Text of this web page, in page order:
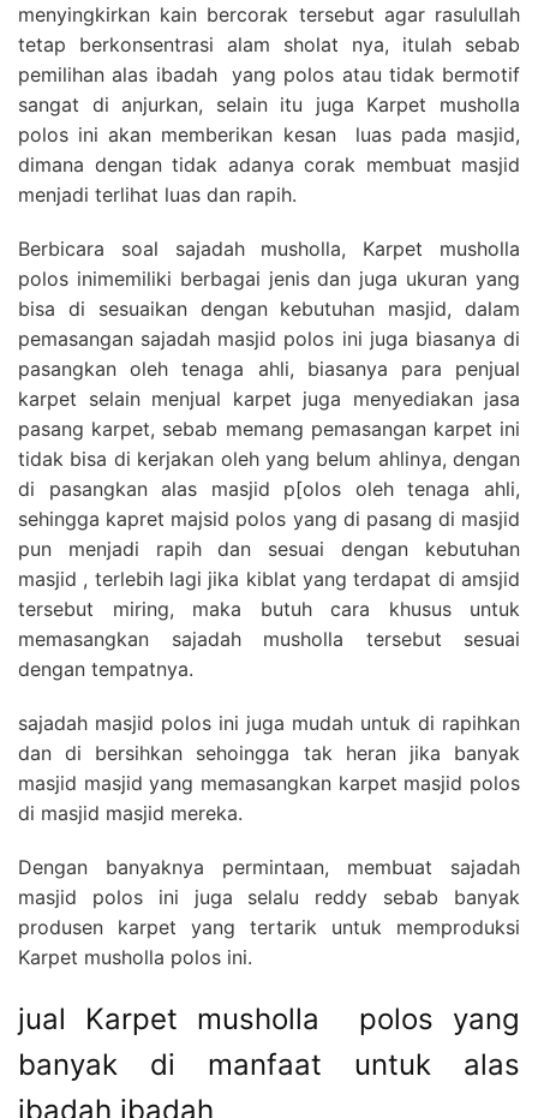
menyingkirkan kain bercorak tersebut agar rasulullah
tetap berkonsentrasi alam sholat nya, itulah sebab
pemilihan alas ibadah yang polos atau tidak bermotif
sangat di anjurkan, selain itu juga Karpet musholla
polos ini akan memberikan kesan luas pada masjid,
dimana dengan tidak adanya corak membuat masjid
menjadi terlihat luas dan rapih.
Berbicara soal sajadah musholla, Karpet musholla
polos inimemiliki berbagai jenis dan juga ukuran yang
bisa di sesuaikan dengan kebutuhan masjid, dalam
pemasangan sajadah masjid polos ini juga biasanya di
pasangkan oleh tenaga ahli, biasanya para penjual
karpet selain menjual karpet juga menyediakan jasa
pasang karpet, sebab memang pemasangan karpet ini
tidak bisa di kerjakan oleh yang belum ahlinya, dengan
di pasangkan alas masjid p[olos oleh tenaga ahli,
sehingga kapret majsid polos yang di pasang di masjid
pun menjadi rapih dan sesuai dengan kebutuhan
masjid , terlebih lagi jika kiblat yang terdapat di amsjid
tersebut miring, maka butuh cara khusus untuk
memasangkan sajadah musholla tersebut sesuai
dengan tempatnya.
sajadah masjid polos ini juga mudah untuk di rapihkan
dan di bersihkan sehoingga tak heran jika banyak
masjid masjid yang memasangkan karpet masjid polos
di masjid masjid mereka.
Dengan banyaknya permintaan, membuat sajadah
masjid polos ini juga selalu reddy sebab banyak
produsen karpet yang tertarik untuk memproduksi
Karpet musholla polos ini.
jual Karpet musholla polos yang
banyak di manfaat untuk alas
ibadah ibadah